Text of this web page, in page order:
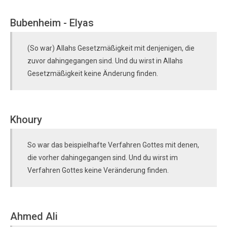
Bubenheim - Elyas
(So war) Allahs Gesetzmäßigkeit mit denjenigen, die
zuvor dahingegangen sind. Und du wirst in Allahs
Gesetzmäßigkeit keine Änderung finden.
Khoury
So war das beispielhafte Verfahren Gottes mit denen,
die vorher dahingegangen sind. Und du wirst im
Verfahren Gottes keine Veränderung finden.
Ahmed Ali